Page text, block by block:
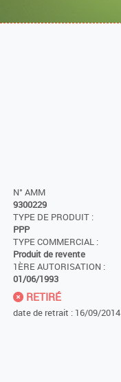
N° AMM
9300229
TYPE DE PRODUIT :
PPP
TYPE COMMERCIAL :
Produit de revente
1ÈRE AUTORISATION :
01/06/1993
RETIRÉ
date de retrait : 16/09/2014